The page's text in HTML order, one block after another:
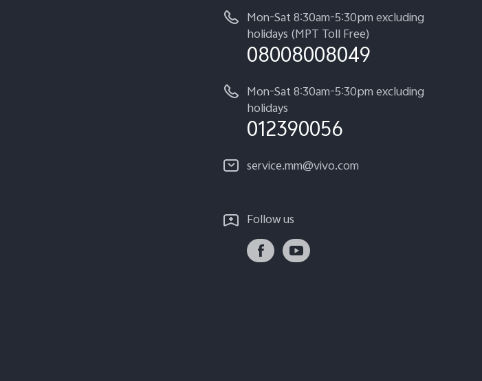
Mon-Sat 8:30am-5:30pm excluding
holidays (MPT Toll Free)
08008008049
Mon-Sat 8:30am-5:30pm excluding
holidays
012390056
service.mm@vivo.com
Follow us